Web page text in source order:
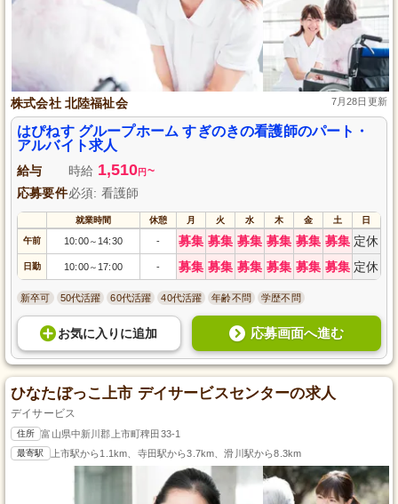
株式会社 北陸福祉会 7月28日更新
はぴねす グループホーム すぎのきの看護師のパート・
アルバイト求人
給与 時給 1,510円 ~
応募要件必須: 看護師
就業時間 休憩 月 火 水 木 金 土 日
午前 10:00～ 14:30 - 募集 募集 募集 募集 募集 募集 定休
日勤 10:00～ 17:00 - 募集 募集 募集 募集 募集 募集 定休
新卒可 50代活躍 60代活躍 40代活躍 年齢不問 学歴不問
お気に入り に追加 応募画面へ進む
ひなたぼっこ上市 デイサービスセンターの求人
デイサービス
住所 富山県中新川郡上市町稗田33-1
最寄駅 上市駅から1.1km、寺田駅から3.7km、滑川駅から8.3km